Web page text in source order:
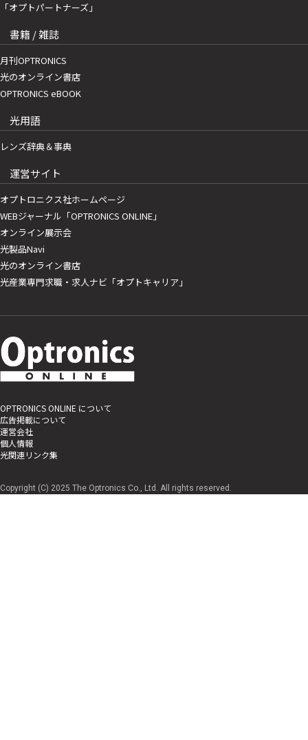
「オプトパートナーズ」
書籍 / 雑誌
月刊OPTRONICS
光のオンライン書店
OPTRONICS eBOOK
光用語
レンズ辞典＆事典
運営サイト
オプトロニクス社ホームページ
WEBジャーナル「OPTRONICS ONLINE」
オンライン展示会
光製品Navi
光のオンライン書店
光産業専門求職・求人ナビ「オプトキャリア」
OPTRONICS ONLINE について
広告掲載について
運営会社
個人情報
光関連リンク集
Copyright (C) 2025 The Optronics Co., Ltd. All rights reserved.